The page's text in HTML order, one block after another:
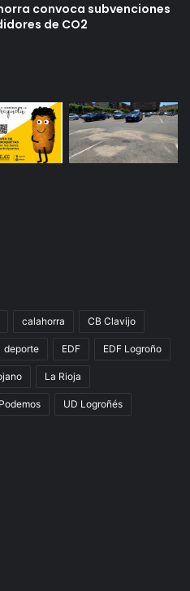
convoca subvenciones
de CO2
calahorra CB Clavijo
deporte EDF EDF Logroño
La Rioja
Podemos UD Logroñés